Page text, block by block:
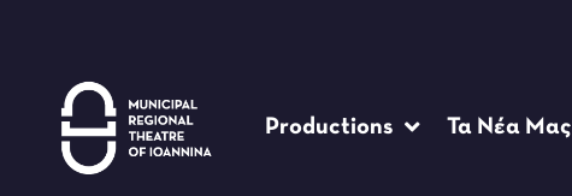
Productions Τα Νέα Μας